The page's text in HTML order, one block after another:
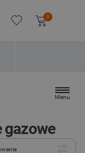
0
Menu
gazowe